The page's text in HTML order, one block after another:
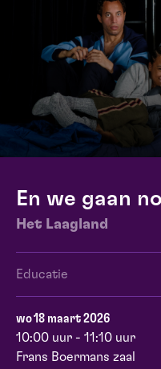
En we gaan
Het Laagland
Educatie
wo 18 maart 2026
10:00 uur - 11:10 uur
Frans Boermans zaal